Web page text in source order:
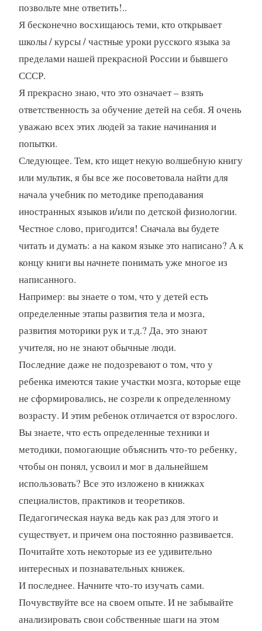
позвольте мне ответить!..
Я бесконечно восхищаюсь теми, кто открывает
школы / курсы / частные уроки русского языка за
пределами нашей прекрасной России и бывшего
СССР.
Я прекрасно знаю, что это означает – взять
ответственность за обучение детей на себя. Я очень
уважаю всех этих людей за такие начинания и
попытки.
Следующее. Тем, кто ищет некую волшебную книгу
или мультик, я бы все же посоветовала найти для
начала учебник по методике преподавания
иностранных языков и/или по детской физиологии.
Честное слово, пригодится! Сначала вы будете
читать и думать: а на каком языке это написано? А к
концу книги вы начнете понимать уже многое из
написанного.
Например: вы знаете о том, что у детей есть
определенные этапы развития тела и мозга,
развития моторики рук и т.д.? Да, это знают
учителя, но не знают обычные люди.
Последние даже не подозревают о том, что у
ребенка имеются такие участки мозга, которые еще
не сформировались, не созрели к определенному
возрасту. И этим ребенок отличается от взрослого.
Вы знаете, что есть определенные техники и
методики, помогающие объяснить что-то ребенку,
чтобы он понял, усвоил и мог в дальнейшем
использовать? Все это изложено в книжках
специалистов, практиков и теоретиков.
Педагогическая наука ведь как раз для этого и
существует, и причем она постоянно развивается.
Почитайте хоть некоторые из ее удивительно
интересных и познавательных книжек.
И последнее. Начните что-то изучать сами.
Почувствуйте все на своем опыте. И не забывайте
анализировать свои собственные шаги на этом